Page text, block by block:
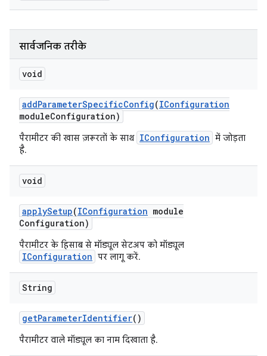
सार्वजनिक तरीके
void
addParameterSpecificConfig(IConfiguration
moduleConfiguration)
पैरामीटर की खास ज़रूरतों के साथ IConfiguration में जोड़ता
है.
void
applySetup(IConfiguration module
Configuration)
पैरामीटर के हिसाब से मॉड्यूल सेटअप को मॉड्यूल
IConfiguration पर लागू करें.
String
getParameterIdentifier()
पैरामीटर वाले मॉड्यूल का नाम दिखाता है.